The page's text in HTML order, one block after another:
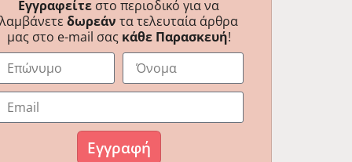
Εγγραφείτε στο περιοδικό για να
λαμβάνετε δωρεάν τα τελευταία άρθρα
μας στο e-mail σας κάθε Παρασκευή!
Εγγραφή